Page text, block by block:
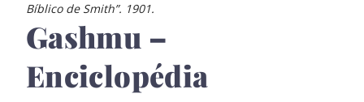
Bíblico de Smith”. 1901.
Gashmu –
Enciclopédia